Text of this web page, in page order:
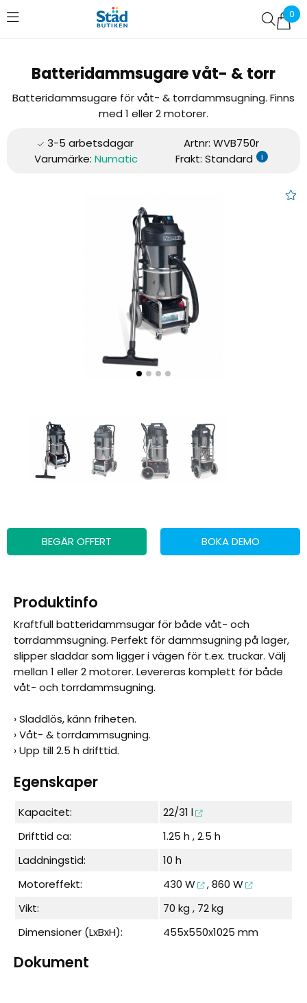
0
Favoriter (0)
Batteridammsugare våt- & torr
Batteridammsugare för våt- & torrdammsugning. Finns
med 1 eller 2 motorer.
Artnr: WVB750r
Varumärke: Numatic Frakt: Standard i
Batteridammsugare våt- &
BEGÄR OFFERT BOKA DEMO
Produktinfo
Kraftfull batteridammsugar för både våt- och
torrdammsugning. Perfekt för dammsugning på lager,
slipper sladdar som ligger i vägen för t.ex. truckar. Välj
mellan 1 eller 2 motorer. Levereras komplett för både
våt- och torrdammsugning.
› Sladdlös, känn friheten.
› Våt- & torrdammsugning.
› Upp till 2.5 h drifttid.
Egenskaper
Kapacitet:
22/31 l
Drifttid ca:
1.25 h , 2.5 h
Laddningstid:
10 h
Motoreffekt:
430 W ,860 W
Vikt:
70 kg , 72 kg
Dimensioner (LxBxH):
455x550x1025 mm
Dokument